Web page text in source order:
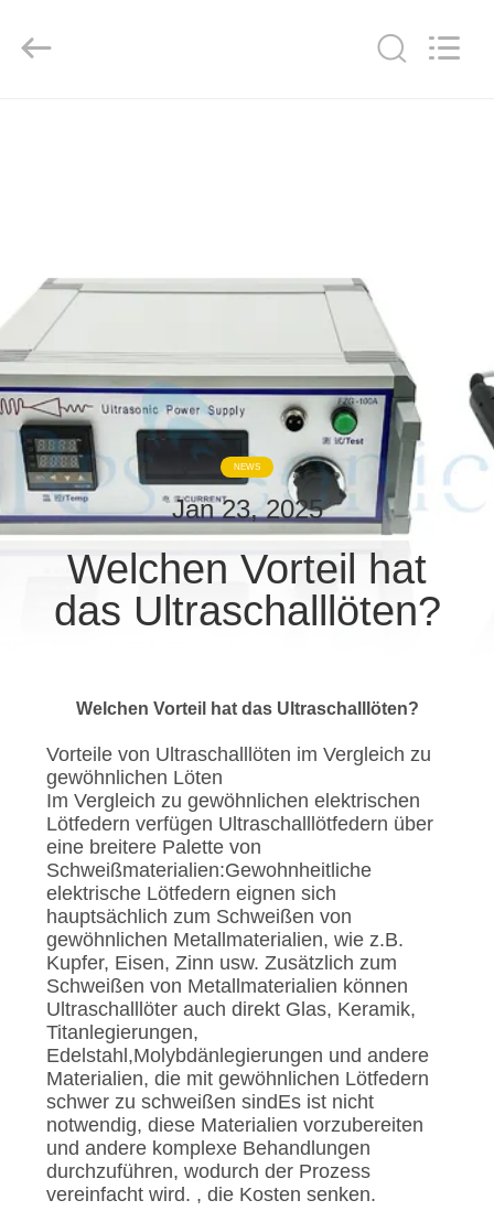
UNS
FABRIK-
AUSFLUG
QUALITÄTSKONTROLLE
TRETEN
VERBINDUNG
NACHRICHTEN
FÄLLE
SITEMAP
DATENSCHUTZRICHTLINIE
Ltd..
NEWS
Jan 23, 2025
Welchen Vorteil hat
das Ultraschalllöten?
Welchen Vorteil hat das Ultraschalllöten?
Vorteile von Ultraschalllöten im Vergleich zu
gewöhnlichen Löten
Im Vergleich zu gewöhnlichen elektrischen
Lötfedern verfügen Ultraschalllötfedern über
eine breitere Palette von
Schweißmaterialien:Gewohnheitliche
elektrische Lötfedern eignen sich
hauptsächlich zum Schweißen von
gewöhnlichen Metallmaterialien, wie z.B.
Kupfer, Eisen, Zinn usw. Zusätzlich zum
Schweißen von Metallmaterialien können
Ultraschalllöter auch direkt Glas, Keramik,
Titanlegierungen,
Edelstahl,Molybdänlegierungen und andere
Materialien, die mit gewöhnlichen Lötfedern
schwer zu schweißen sindEs ist nicht
notwendig, diese Materialien vorzubereiten
und andere komplexe Behandlungen
durchzuführen, wodurch der Prozess
vereinfacht wird. , die Kosten senken.